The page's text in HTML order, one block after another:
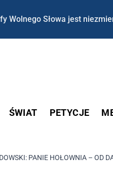
Wolnego Słowa jest
ŚWIAT PETYCJE
PANIE HOŁOWNIA – OD